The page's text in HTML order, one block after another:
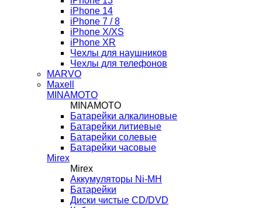
iPhone 14
iPhone 7 / 8
iPhone X/XS
iPhone XR
Чехлы для наушников
Чехлы для телефонов
MARVO
Maxell
MINAMOTO
MINAMOTO
Батарейки алкалиновые
Батарейки литиевые
Батарейки солевые
Батарейки часовые
Mirex
Mirex
Аккумуляторы Ni-MH
Батарейки
Диски чистые CD/DVD